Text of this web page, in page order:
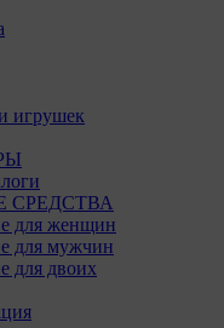
игрушек
для женщин
для мужчин
для двоих
с
их для
данных.
исполнения
Компании,